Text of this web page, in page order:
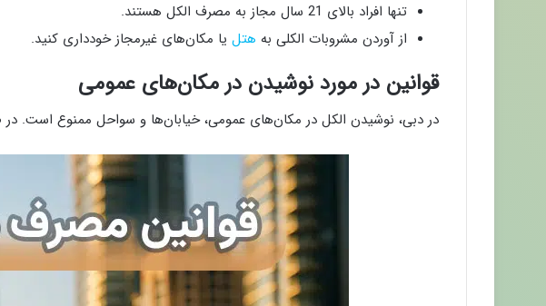
تنها افراد بالای 21 سال مجاز به مصرف الکل هستند.
از آوردن مشروبات الکلی به هتل یا مکان‌های غیرمجاز خودداری کنید.
قوانین در مورد نوشیدن در مکان‌های عمومی
در دبی، نوشیدن الکل در مکان‌های عمومی، خیابان‌ها و سواحل ممنوع است.